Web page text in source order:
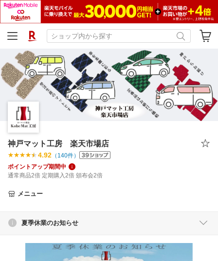
神戸マット工房 楽天市場店
4.92 （ 140件）
ポイントアップ期間中
通常商品2倍 定期購入2倍 頒布会2倍
メニュー
夏季休業のお知らせ